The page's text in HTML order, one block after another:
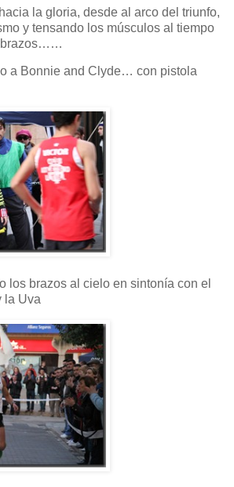
la gloria, desde al arco del triunfo,
y tensando los músculos al tiempo
brazos……
a Bonnie and Clyde… con pistola
los brazos al cielo en sintonía con el
la Uva